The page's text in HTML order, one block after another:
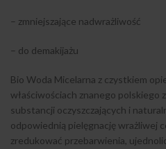
– zmniejszające nadwrażliwość
– do demakijażu
Bio Woda Micelarna z czystkiem
właściwościach znanego polskiego
substancji oczyszczających i
odpowiednią pielęgnację wrażliwej
zredukować przebarwienia,